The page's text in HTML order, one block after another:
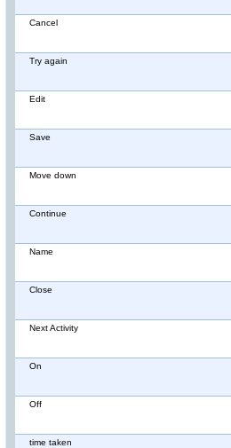
Cancel
Try again
Edit
Save
Move down
Continue
Name
Close
Next Activity
On
Off
time taken